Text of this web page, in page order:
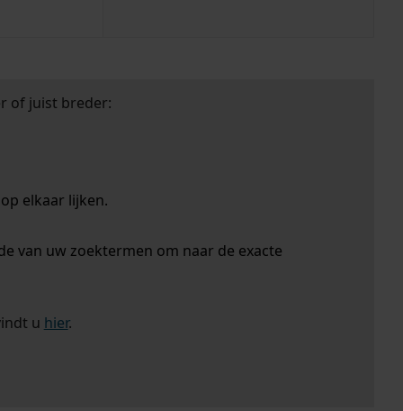
of juist breder:
elkaar lijken.
van uw zoektermen om naar de exacte
u hier.